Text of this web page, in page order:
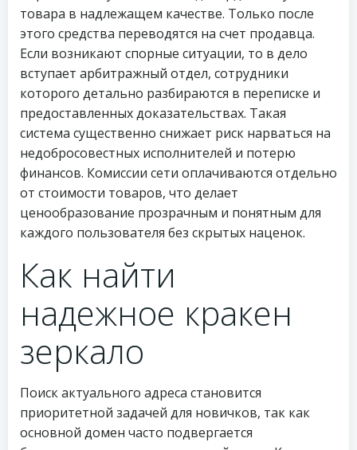
товара в надлежащем качестве. Только после
этого средства переводятся на счет продавца.
Если возникают спорные ситуации, то в дело
вступает арбитражный отдел, сотрудники
которого детально разбираются в переписке и
предоставленных доказательствах. Такая
система существенно снижает риск нарваться на
недобросовестных исполнителей и потерю
финансов. Комиссии сети оплачиваются отдельно
от стоимости товаров, что делает
ценообразование прозрачным и понятным для
каждого пользователя без скрытых наценок.
Как найти
надежное кракен
зеркало
Поиск актуального адреса становится
приоритетной задачей для новичков, так как
основной домен часто подвергается